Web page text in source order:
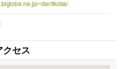
~dentkoba/
クセス